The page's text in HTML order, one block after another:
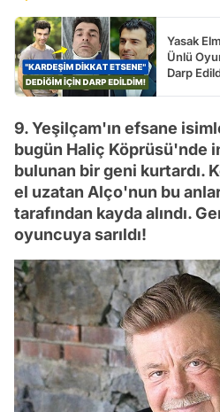
Yasak
Ünlü
Darp
9. Yeşilçam'ın efsane
bugün Haliç Köprüsü'nde
bulunan bir geni kurtardı.
el uzatan Alço'nun bu
tarafından kayda alındı.
oyuncuya sarıldı!